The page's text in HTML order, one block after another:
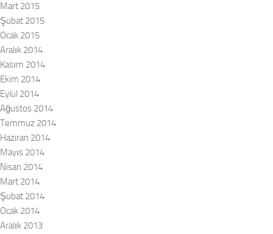
Mart 2015
Şubat 2015
Ocak 2015
Aralık 2014
Kasım 2014
Ekim 2014
Eylül 2014
Ağustos 2014
Temmuz 2014
Haziran 2014
Mayıs 2014
Nisan 2014
Mart 2014
Şubat 2014
Ocak 2014
Aralık 2013